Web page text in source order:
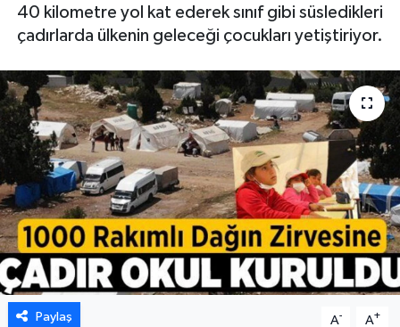
40 kilometre yol kat ederek sınıf gibi süsledikleri
çadırlarda ülkenin geleceği çocukları yetiştiriyor.
Paylaş A- A+